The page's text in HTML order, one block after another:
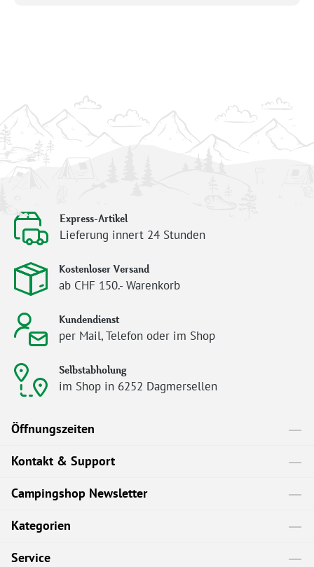
Express-Artikel
Lieferung innert 24 Stunden
Kostenloser Versand
ab CHF 150.- Warenkorb
Kundendienst
per Mail, Telefon oder im Shop
Selbstabholung
im Shop in 6252 Dagmersellen
Öffnungszeiten
Kontakt & Support
Campingshop Newsletter
Kategorien
Service